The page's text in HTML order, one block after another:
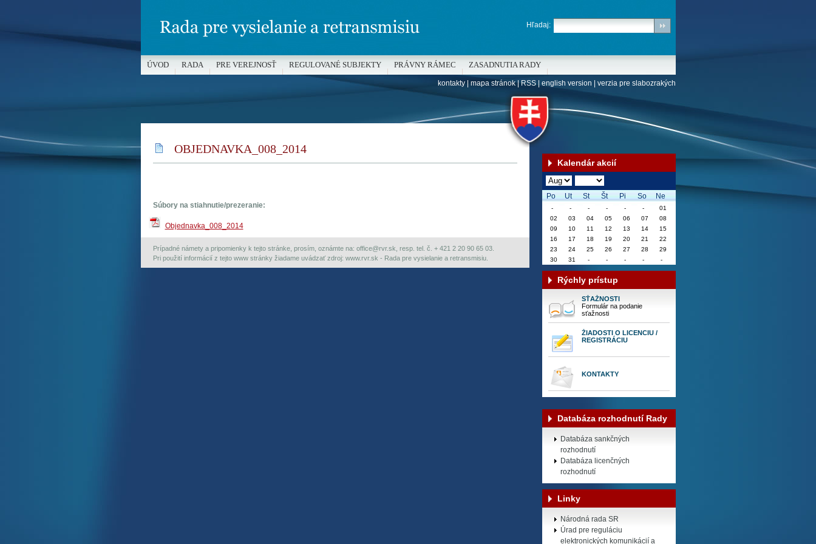
OBJEDNAVKA_008_2014
Súbory na stiahnutie/prezeranie:
Objednavka_008_2014
Prípadné námety a pripomienky k tejto stránke, prosím, oznámte na: office@rvr.sk, resp. tel. č. + 421 2 20 90 65 03.
Pri použití informácií z tejto www stránky žiadame uvádzať zdroj: www.rvr.sk - Rada pre vysielanie a retransmisiu.
Kalendár akcií
Po Ut St Št Pi So Ne
Rýchly prístup
SŤAŽNOSTI
Formulár na podanie
sťažnosti
ŽIADOSTI O LICENCIU /
REGISTRÁCIU
KONTAKTY
Databáza rozhodnutí Rady
Databáza sankčných
rozhodnutí
Databáza licenčných
rozhodnutí
Linky
Národná rada SR
Úrad pre reguláciu
elektronických komunikácií a
Hľadaj:
ÚVOD RADA PRE VEREJNOSŤ REGULOVANÉ SUBJEKTY PRÁVNY RÁMEC ZASADNUTIA RADY
kontakty| mapa stránok|RSS| english version verzia pre slabozrakých